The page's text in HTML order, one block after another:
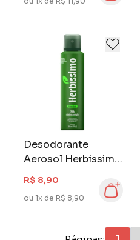
Mosqueta e
Desodorante
Aerosol Herbíssimo
Masculino 150 ml
Green Leaf
R$ 8,90
ou 1x de R$ 8,90